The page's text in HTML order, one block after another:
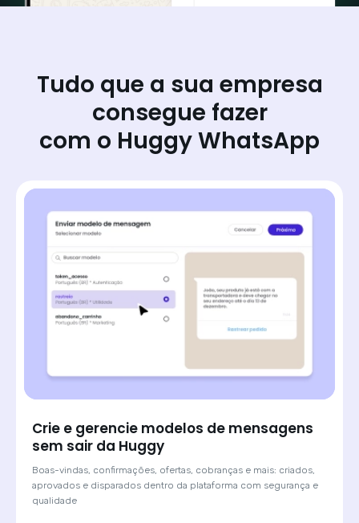
Tudo que a sua empresa
consegue fazer
com o Huggy WhatsApp
Crie e gerencie modelos de mensagens
sem sair da Huggy
Boas-vindas, confirmações, ofertas, cobranças e mais: criados,
aprovados e disparados dentro da plataforma com segurança e
qualidade